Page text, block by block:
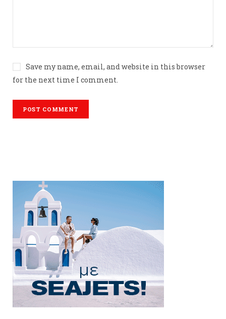
Save my name, email, and website in this browser
for the next time I comment.